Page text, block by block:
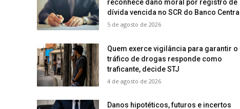
reconhece dano moral por registro de
dívida vencida no SCR do Banco Central
5 de agosto de 2026
Quem exerce vigilância para garantir o
tráfico de drogas responde como
traficante, decide STJ
4 de agosto de 2026
Danos hipotéticos, futuros e incertos